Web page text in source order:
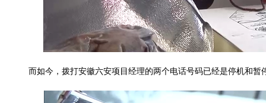
而如今，拨打安徽六安项目经理的两个电话号码已经是停机和暂